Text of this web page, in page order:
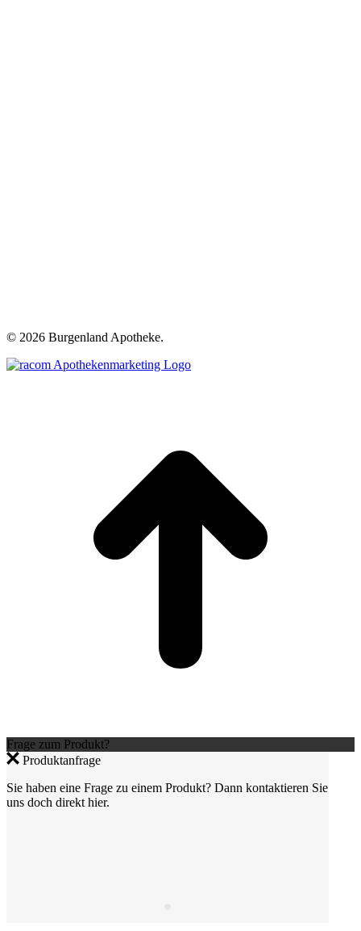
© 2026 Burgenland Apotheke.
Frage zum Produkt?
Produktanfrage
Sie haben eine Frage zu einem Produkt? Dann kontaktieren Sie
uns doch direkt hier.